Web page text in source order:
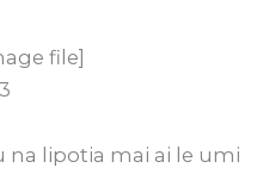
file]
na lipotia mai ai le umi